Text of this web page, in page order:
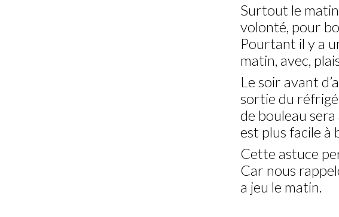
Surtout le
volonté, pour
Pourtant il y a
matin, avec,
Le soir avant
sortie du
de bouleau
est plus facile à
Cette astuce
Car nous
a jeu le matin.